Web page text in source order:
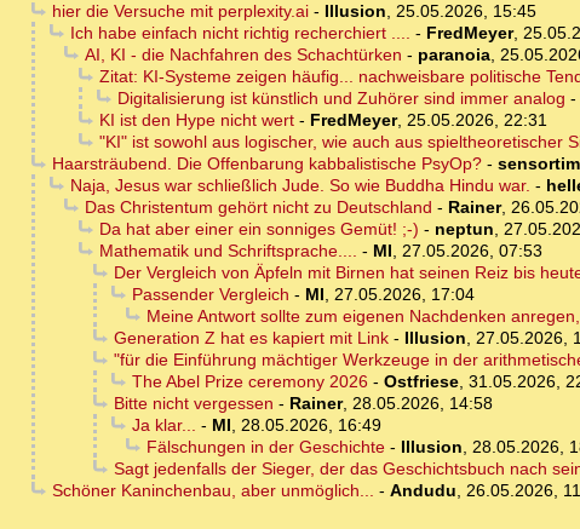
hier die Versuche mit perplexity.ai- Illusion, 25.05.2026, 15:45
Ich habe einfach nicht richtig recherchiert .... - FredMeyer,
AI, KI - die Nachfahren des Schachtürken - paranoia,
Zitat: KI-Systeme zeigen häufig... nachweisbare politische
Digitalisierung ist künstlich und Zuhörer sind immer analog -
KI ist den Hype nicht wert- FredMeyer, 25.05.2026, 22:31
"KI" ist sowohl aus logischer, wie auch aus spieltheoretischer
Haarsträubend. Die Offenbarung kabbalistische PsyOp?-
Naja, Jesus war schließlich Jude. So wie Buddha Hindu war. -
Das Christentum gehört nicht zu Deutschland - Rainer,
Da hat aber einer ein sonniges Gemüt! ;-) - neptun,
Mathematik und Schriftsprache.... - MI, 27.05.2026, 07:53
Der Vergleich von Äpfeln mit Birnen hat seinen Reiz bis
Passender Vergleich - MI, 27.05.2026, 17:04
Meine Antwort sollte zum eigenen Nachdenken
Generation Z hat es kapiert mit Link- Illusion, 27.05.2026,
"für die Einführung mächtiger Werkzeuge in der
The Abel Prize ceremony 2026- Ostfriese, 31.05.2026,
Bitte nicht vergessen - Rainer, 28.05.2026, 14:58
Ja klar... - MI, 28.05.2026, 16:49
Fälschungen in der Geschichte- Illusion, 28.05.2026,
Sagt jedenfalls der Sieger, der das Geschichtsbuch nach
Schöner Kaninchenbau, aber unmöglich... - Andudu, 26.05.2026,